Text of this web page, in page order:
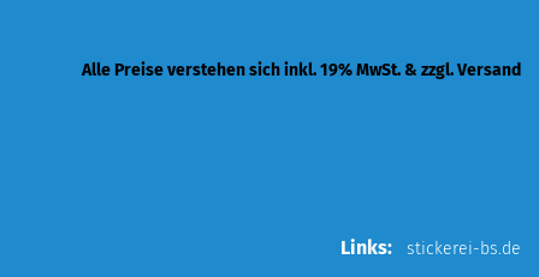
Alle Preise verstehen sich inkl. 19% MwSt. & zzgl. Versand
Links: stickerei-bs.de